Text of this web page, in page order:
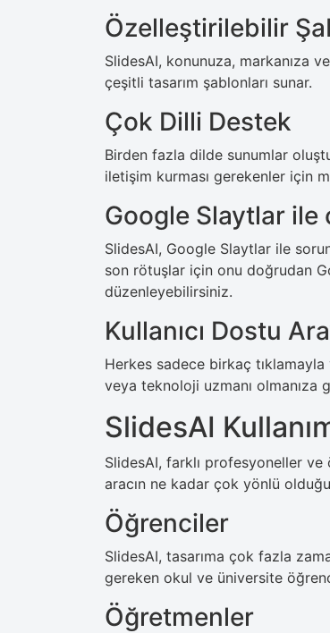
Özelleştirilebilir
SlidesAI, konunuza, markanıza
çeşitli tasarım şablonları sunar.
Çok Dilli Destek
Birden fazla dilde sunumlar
iletişim kurması gerekenler için
Google Slaytlar ile
SlidesAI, Google Slaytlar ile
son rötuşlar için onu doğrudan
düzenleyebilirsiniz.
Kullanıcı Dostu
Herkes sadece birkaç
veya teknoloji uzmanı olmanıza
SlidesAI
SlidesAI, farklı profesyoneller ve
aracın ne kadar çok yönlü
Öğrenciler
SlidesAI, tasarıma çok fazla
gereken okul ve üniversite
Öğretmenler